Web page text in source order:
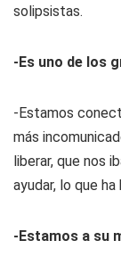
solipsistas.
-Es uno de los
-Estamos
más
liberar, que nos
ayudar, lo que
-Estamos a su